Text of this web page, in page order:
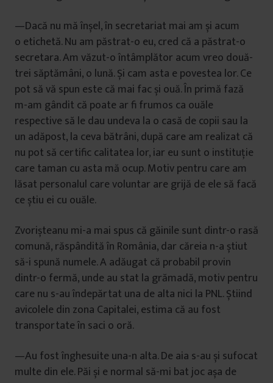
—Dacă nu mă înșel, în secretariat mai am și acum
o etichetă. Nu am păstrat-o eu, cred că a păstrat-o
secretara. Am văzut-o întâmplător acum vreo două-
trei săptămâni, o lună. Și cam asta e povestea lor. Ce
pot să vă spun este că mai fac și ouă. În primă fază
m-am gândit că poate ar fi frumos ca ouăle
respective să le dau undeva la o casă de copii sau la
un adăpost, la ceva bătrâni, după care am realizat că
nu pot să certific calitatea lor, iar eu sunt o instituție
care taman cu asta mă ocup. Motiv pentru care am
lăsat personalul care voluntar are grijă de ele să facă
ce știu ei cu ouăle.
Zvorișteanu mi-a mai spus că găinile sunt dintr-o rasă
comună, răspândită în România, dar căreia n-a știut
să-i spună numele. A adăugat că probabil provin
dintr-o fermă, unde au stat la grămadă, motiv pentru
care nu s-au îndepărtat una de alta nici la PNL. Știind
avicolele din zona Capitalei, estima că au fost
transportate în saci o oră.
—Au fost înghesuite una-n alta. De aia s-au și sufocat
multe din ele. Păi și e normal să-mi bat joc așa de